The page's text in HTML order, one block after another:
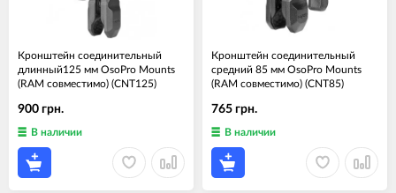
Кронштейн соединительный
длинный125 мм OsoPro Mounts
(RAM совместимо) (CNT125)
900 грн.
В наличии
Кронштейн соединительный
средний 85 мм OsoPro Mounts
(RAM совместимо) (CNT85)
765 грн.
В наличии